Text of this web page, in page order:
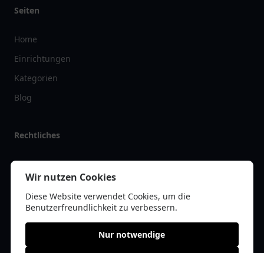
Seiten
Home
Einrichtungen
Kategorien
Blog
Rechtliches
Impressum
Datenschutz
Kontakt
Wir nutzen Cookies
Diese Website verwendet Cookies, um die
Benutzerfreundlichkeit zu verbessern.
Nur notwendige